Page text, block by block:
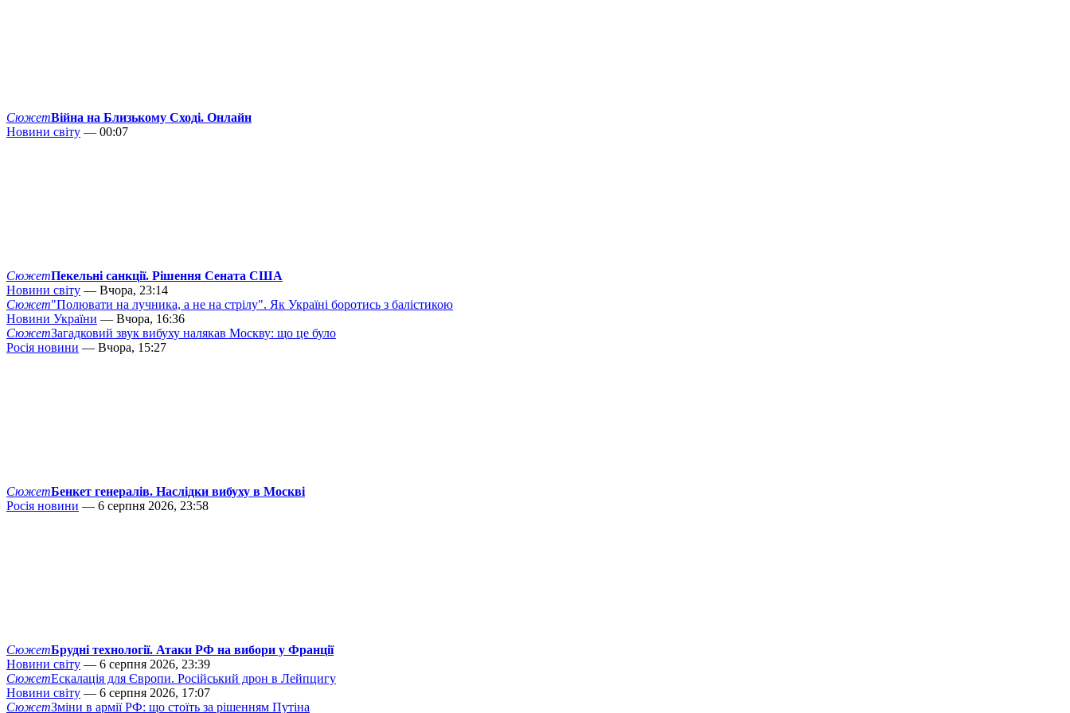
СюжетВійна на Близькому Сході. Онлайн
Новини світу — 00:07
СюжетПекельні санкції. Рішення Сената США
Новини світу — Вчора, 23:14
Сюжет"Полювати на лучника, а не на стрілу". Як Україні боротись з балістикою
Новини України — Вчора, 16:36
СюжетЗагадковий звук вибуху налякав Москву: що це було
Росія новини — Вчора, 15:27
СюжетБенкет генералів. Наслідки вибуху в Москві
Росія новини — 6 серпня 2026, 23:58
СюжетБрудні технології. Атаки РФ на вибори у Франції
Новини світу — 6 серпня 2026, 23:39
СюжетЕскалація для Європи. Російський дрон в Лейпцигу
Новини світу — 6 серпня 2026, 17:07
СюжетЗміни в армії РФ: що стоїть за рішенням Путіна